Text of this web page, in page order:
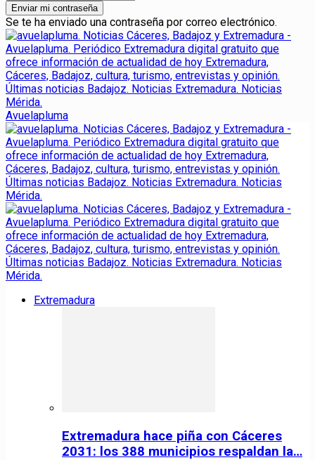
Se te ha enviado una contraseña por correo electrónico.
Avuelapluma
Extremadura
Extremadura hace piña con Cáceres
2031: los 388 municipios respaldan la…